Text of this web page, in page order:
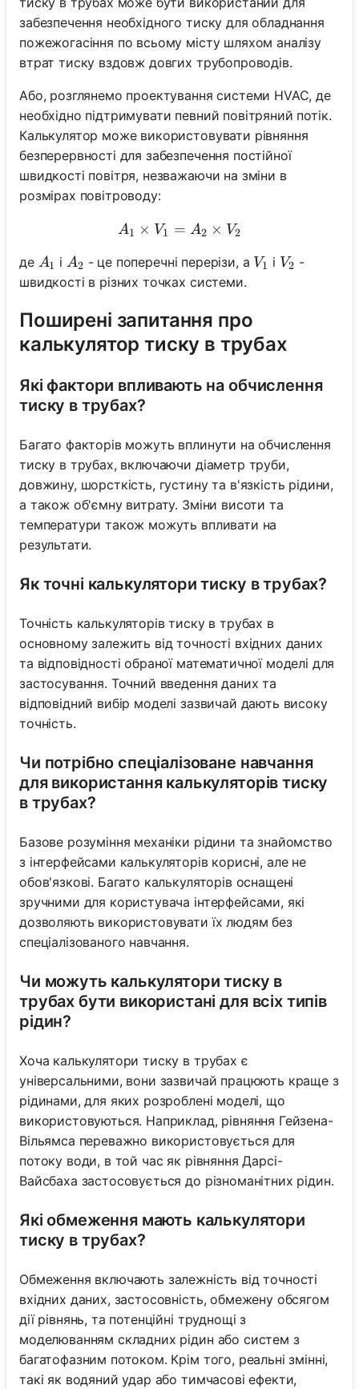
забезпечення необхідного тиску для обладнання
пожежогасіння по всьому місту шляхом аналізу
втрат тиску вздовж довгих трубопроводів.
Або, розглянемо проектування системи HVAC, де
необхідно підтримувати певний повітряний потік.
Калькулятор може використовувати рівняння
безперервності для забезпечення постійної
швидкості повітря, незважаючи на зміни в
розмірах повітроводу:
A_1 \times V_1 = A_2
A1 × V1 = A2 × V2
де A_1
A1 і A_2
A2 - це поперечні перерізи, а V_1
V1 і V_2
V2 -
швидкості в різних точках системи.
Поширені запитання про
калькулятор тиску в трубах
Які фактори впливають на обчислення
тиску в трубах?
Багато факторів можуть вплинути на обчислення
тиску в трубах, включаючи діаметр труби,
довжину, шорсткість, густину та в'язкість рідини,
а також об'ємну витрату. Зміни висоти та
температури також можуть впливати на
результати.
Як точні калькулятори тиску в трубах?
Точність калькуляторів тиску в трубах в
основному залежить від точності вхідних даних
та відповідності обраної математичної моделі для
застосування. Точний введення даних та
відповідний вибір моделі зазвичай дають високу
точність.
Чи потрібно спеціалізоване навчання
для використання калькуляторів тиску
в трубах?
Базове розуміння механіки рідини та знайомство
з інтерфейсами калькуляторів корисні, але не
обов'язкові. Багато калькуляторів оснащені
зручними для користувача інтерфейсами, які
дозволяють використовувати їх людям без
спеціалізованого навчання.
Чи можуть калькулятори тиску в
трубах бути використані для всіх типів
рідин?
Хоча калькулятори тиску в трубах є
універсальними, вони зазвичай працюють краще з
рідинами, для яких розроблені моделі, що
використовуються. Наприклад, рівняння Гейзена-
Вільямса переважно використовується для
потоку води, в той час як рівняння Дарсі-
Вайсбаха застосовується до різноманітних рідин.
Які обмеження мають калькулятори
тиску в трубах?
Обмеження включають залежність від точності
вхідних даних, застосовність, обмежену обсягом
дії рівнянь, та потенційні труднощі з
моделюванням складних рідин або систем з
багатофазним потоком. Крім того, реальні змінні,
такі як водяний удар або тимчасові ефекти,